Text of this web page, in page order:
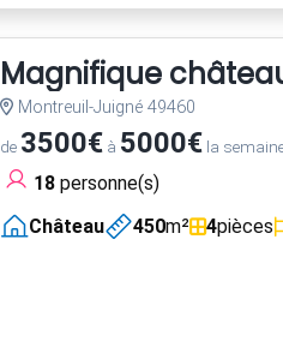
Magnifique
Montreuil-Juigné 49460
de 3500€à 5000€la
18personne(s)
Château
450m² 4pièces